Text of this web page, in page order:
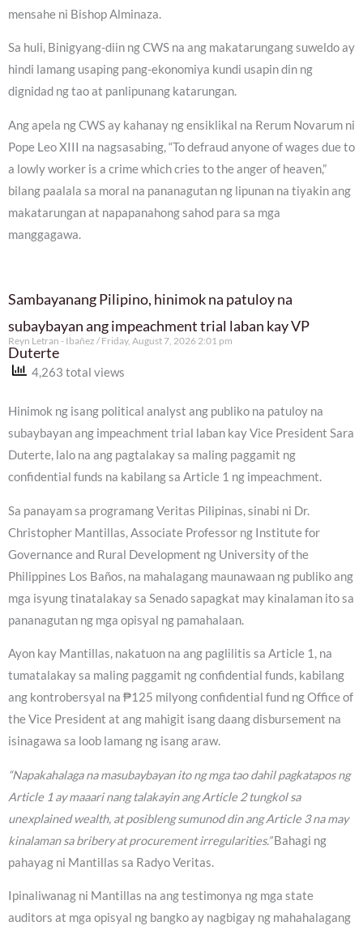
mensahe ni Bishop Alminaza.
Sa huli, Binigyang-diin ng CWS na ang makatarungang suweldo ay
hindi lamang usaping pang-ekonomiya kundi usapin din ng
dignidad ng tao at panlipunang katarungan.
Ang apela ng CWS ay kahanay ng ensiklikal na Rerum Novarum ni
Pope Leo XIII na nagsasabing, “To defraud anyone of wages due to
a lowly worker is a crime which cries to the anger of heaven,”
bilang paalala sa moral na pananagutan ng lipunan na tiyakin ang
makatarungan at napapanahong sahod para sa mga
manggagawa.
Sambayanang Pilipino, hinimok na patuloy na
subaybayan ang impeachment trial laban kay VP
Duterte
Reyn Letran - Ibañez Friday, August 7, 2026 2:01 pm
4,263 total views
Hinimok ng isang political analyst ang publiko na patuloy na
subaybayan ang impeachment trial laban kay Vice President Sara
Duterte, lalo na ang pagtalakay sa maling paggamit ng
confidential funds na kabilang sa Article 1 ng impeachment.
Sa panayam sa programang Veritas Pilipinas, sinabi ni Dr.
Christopher Mantillas, Associate Professor ng Institute for
Governance and Rural Development ng University of the
Philippines Los Baños, na mahalagang maunawaan ng publiko ang
mga isyung tinatalakay sa Senado sapagkat may kinalaman ito sa
pananagutan ng mga opisyal ng pamahalaan.
Ayon kay Mantillas, nakatuon na ang paglilitis sa Article 1, na
tumatalakay sa maling paggamit ng confidential funds, kabilang
ang kontrobersyal na ₱125 milyong confidential fund ng Office of
the Vice President at ang mahigit isang daang disbursement na
isinagawa sa loob lamang ng isang araw.
“Napakahalaga na masubaybayan ito ng mga tao dahil pagkatapos ng
Article 1 ay maaari nang talakayin ang Article 2 tungkol sa
unexplained wealth, at posibleng sumunod din ang Article 3 na may
kinalaman sa bribery at procurement irregularities.”Bahagi ng
pahayag ni Mantillas sa Radyo Veritas.
Ipinaliwanag ni Mantillas na ang testimonya ng mga state
auditors at mga opisyal ng bangko ay nagbigay ng mahahalagang